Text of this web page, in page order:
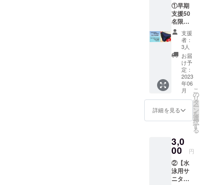
①早期
支援50
名限
定！
【水泳
用サニ
タリー
ショー
ツ 1
枚】を
お届
け。 水
泳コー
チが本
気で考
えた
中に使
えるサ
ニタ
リー
ショー
ツ』を
支援
者：
3人
お届
け予
定：
2023
年06
月
詳細を見る
こ
の
リ
タ
ー
ン
を
選
択
す
る
3,0
00 円
②【水
泳用サ
ニタ